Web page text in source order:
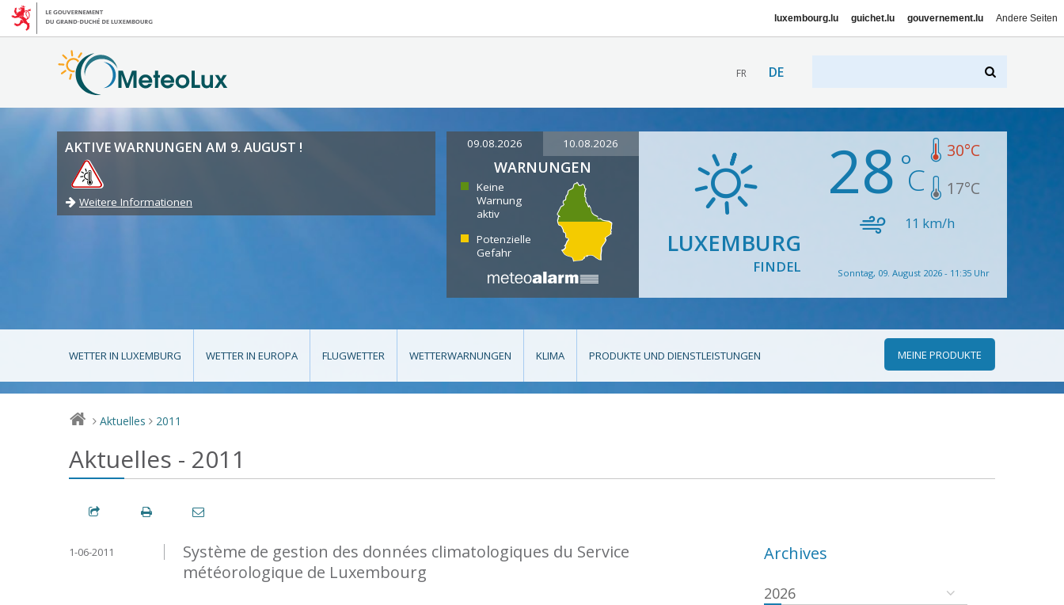
luxembourg.lu guichet.lu gouvernement.lu Andere Seiten
FR DE
AKTIVE WARNUNGEN AM 9. AUGUST !
Weitere Informationen
09.08.2026 10.08.2026
WARNUNGEN
Keine
Warnung
aktiv
Potenzielle
Gefahr
LUXEMBURG
FINDEL
28 30°C
17°C
11 km/h
Sonntag, 09. August 2026 - 11:35 Uhr
WETTER IN LUXEMBURG WETTER IN EUROPA FLUGWETTER WETTERWARNUNGEN KLIMA PRODUKTE UND DIENSTLEISTUNGEN MEINE PRODUKTE
> Aktuelles > 2011
Aktuelles - 2011
Système de gestion des données climatologiques du Service
météorologique de Luxembourg
1-06-2011 Archives
2026